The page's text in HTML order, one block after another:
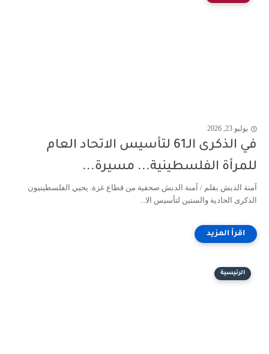
يوليو 23, 2026
في الذكرى الـ61 لتأسيس الاتحاد العام
للمرأة الفلسطينية... مسيرة...
آمنة الدبش بقلم / آمنة الدبش صحفية من قطاع غزة. يحيي الفلسطينيون
الذكرى الحادية والستين لتأسيس الا...
الرئيسية